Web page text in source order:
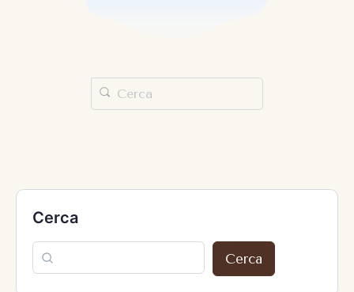
Cerca
Cerca